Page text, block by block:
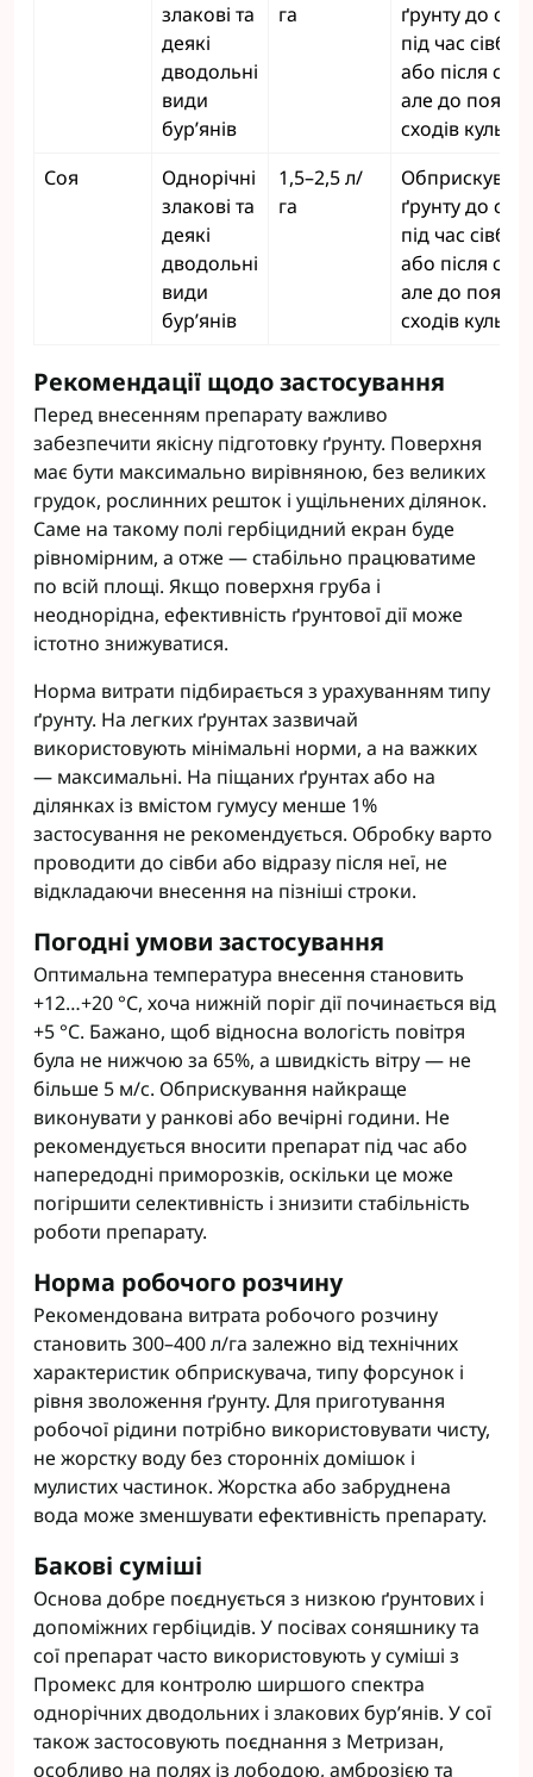
злакові та
деякі
дводольні
види
бур’янів
га
ґрунту до
під час сівби
або після
але до появи
сходів
Соя
Однорічні
злакові та
деякі
дводольні
види
бур’янів
1,5–2,5 л/
га
ґрунту до
під час сівби
або після
але до появи
сходів
Рекомендації щодо застосування
Перед внесенням препарату важливо
забезпечити якісну підготовку ґрунту. Поверхня
має бути максимально вирівняною, без великих
грудок, рослинних решток і ущільнених ділянок.
Саме на такому полі гербіцидний екран буде
рівномірним, а отже — стабільно працюватиме
по всій площі. Якщо поверхня груба і
неоднорідна, ефективність ґрунтової дії може
істотно знижуватися.
Норма витрати підбирається з урахуванням типу
ґрунту. На легких ґрунтах зазвичай
використовують мінімальні норми, а на важких
— максимальні. На піщаних ґрунтах або на
ділянках із вмістом гумусу менше 1%
застосування не рекомендується. Обробку варто
проводити до сівби або відразу після неї, не
відкладаючи внесення на пізніші строки.
Погодні умови застосування
Оптимальна температура внесення становить
+12…+20 °С, хоча нижній поріг дії починається від
+5 °С. Бажано, щоб відносна вологість повітря
була не нижчою за 65%, а швидкість вітру — не
більше 5 м/с. Обприскування найкраще
виконувати у ранкові або вечірні години. Не
рекомендується вносити препарат під час або
напередодні приморозків, оскільки це може
погіршити селективність і знизити стабільність
роботи препарату.
Норма робочого розчину
Рекомендована витрата робочого розчину
становить 300–400 л/га залежно від технічних
характеристик обприскувача, типу форсунок і
рівня зволоження ґрунту. Для приготування
робочої рідини потрібно використовувати чисту,
не жорстку воду без сторонніх домішок і
мулистих частинок. Жорстка або забруднена
вода може зменшувати ефективність препарату.
Бакові суміші
Основа добре поєднується з низкою ґрунтових і
допоміжних гербіцидів. У посівах соняшнику та
сої препарат часто використовують у суміші з
Промекс для контролю ширшого спектра
однорічних дводольних і злакових бур’янів. У сої
також застосовують поєднання з Метризан,
особливо на полях із лободою, амброзією та